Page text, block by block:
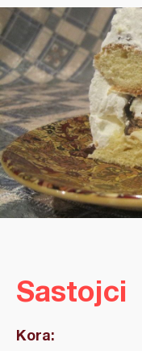
Sastojci
Kora: